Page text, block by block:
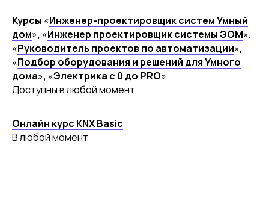
Курсы «Инженер-проектировщик систем Умный
дом», «Инженер проектировщик системы ЭОМ»,
«Руководитель проектов по автоматизации»,
«Подбор оборудования и решений для Умного
дома», «Электрика с 0 до PRO»
Доступны в любой момент
Онлайн курс KNX Basic
В любой момент